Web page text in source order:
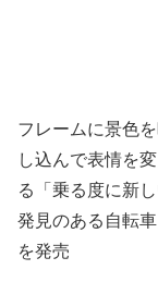
フレームに景色
し込んで表情を変
る「乗る度に新
発見のある自転車
を発売